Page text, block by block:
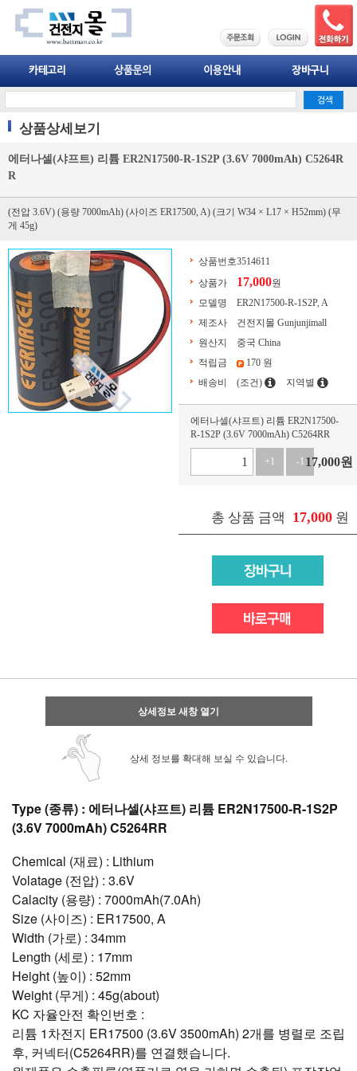
상품상세보기
에터나셀(샤프트) 리튬 ER2N17500-R-1S2P (3.6V 7000mAh) C5264R
R
(전압 3.6V) (용량 7000mAh) (사이즈 ER17500, A) (크기 W34 × L17 × H52mm) (무
게 45g)
상품번호3514611
상품가
17,000원
모델명
ER2N17500-R-1S2P, A
제조사
건전지몰 Gunjunjimall
원산지
중국 China
적립금
170 원
배송비
(조건) 지역별
에터나셀(샤프트) 리튬 ER2N17500-
R-1S2P (3.6V 7000mAh) C5264RR
+1 -1 17,000원
총 상품 금액 17,000 원
상세정보 새창 열기
상세 정보를 확대해 보실 수 있습니다.
Type (종류) : 에터나셀(샤프트) 리튬 ER2N17500-R-1S2P
(3.6V 7000mAh) C5264RR
Chemical (재료) : Lithium
Volatage (전압) : 3.6V
Calacity (용량) : 7000mAh(7.0Ah)
Size (사이즈) : ER17500, A
Width (가로) : 34mm
Length (세로) : 17mm
Height (높이) : 52mm
Weight (무게) : 45g(about)
KC 자율안전 확인번호 :
리튬 1차전지 ER17500 (3.6V 3500mAh) 2개를 병렬로 조립
후, 커넥터(C5264RR)를 연결했습니다.